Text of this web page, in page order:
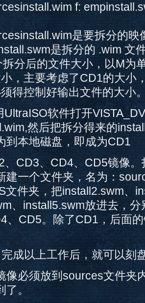
f:
是要拆分的映
是拆分的 .wim 文
分后的文件大小，以M为
，主要考虑了CD1的大小
得控制好输出文件的大小
UltraISO软件打开
然后把拆分得来的
到本地磁盘，即成为CD1
、CD3、CD4、CD5镜像
建一个文件夹，名为：
文件夹，把install2.swm、
、install5.swm放进去，
、CD5。除了CD1，后面
成以上工作后，就可以刻
像必须放到sources文件夹
了。